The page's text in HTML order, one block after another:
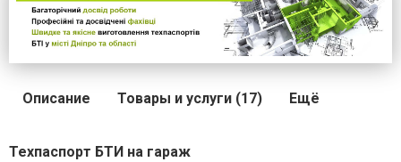
Описание Товары и услуги (17) Ещё
Техпаспорт БТИ на гараж